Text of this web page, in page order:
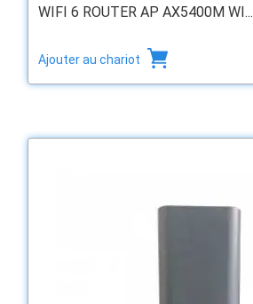
WIFI 6 ROUTER AP AX5400M WI...
Ajouter au chariot